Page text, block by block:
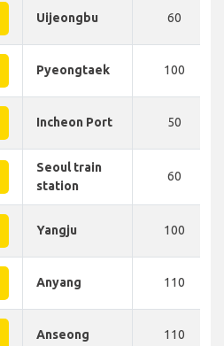
Uijeongbu 60
Pyeongtaek 100
Incheon Port 50
Seoul train
station
60
Yangju 100
Anyang 110
Anseong 110